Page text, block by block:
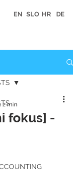
EN SLO HR DE
fokus] -
2 min